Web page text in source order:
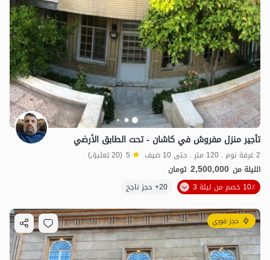
تأجير منزل مفروش في كاشان - تحت الطابق الأرضي
2 غرفة نوم . 120 متر . حتى 10 ضيف 5 (20 تعليق)
الليلة من 2,500,000 تومان
10٪ خصم من ليلة 3
20+ حجز ناجح
حجز فوري